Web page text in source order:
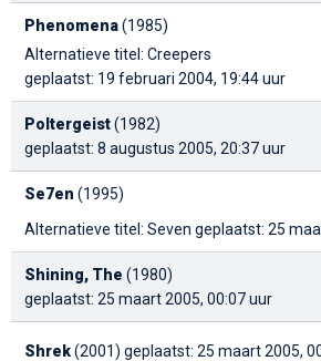
Phenomena(1985)
Alternatieve titel: Creepers
geplaatst: 19 februari 2004, 19:44 uur
Poltergeist(1982)
geplaatst: 8 augustus 2005, 20:37 uur
Se7en (1995)
Alternatieve titel: Seven geplaatst: 25
Shining, The (1980)
geplaatst: 25 maart 2005, 00:07 uur
Shrek(2001) geplaatst: 25 maart 2005,